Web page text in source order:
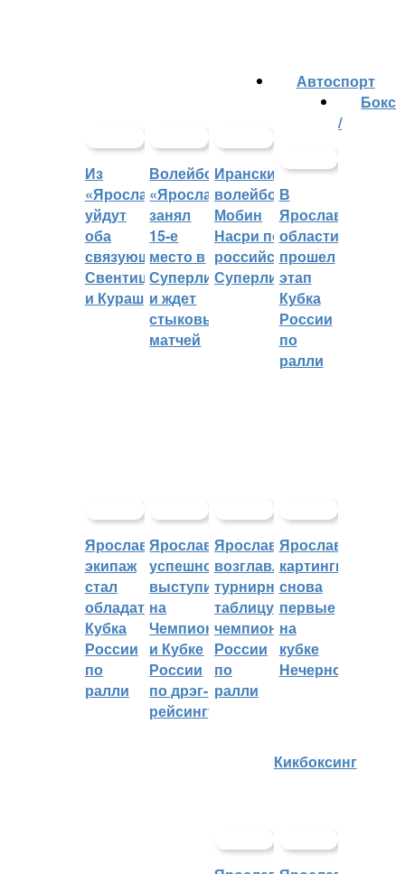
Из
«Ярославича»
уйдут
оба
связующих:
Свентицкис
и Кураш
Волейбольный
«Ярославич»
занял
15-е
место в
Суперлиге
и ждет
стыковых
матчей
Иранский
волейболист
Мобин
Насри покинет
российскую
Суперлигу
Автоспорт
В
Ярославской
области
прошел
этап
Кубка
России
по
ралли
Ярославский
экипаж
стал
обладателем
Кубка
России
по
ралли
Ярославцы
успешно
выступили
на
Чемпионате
и Кубке
России
по дрэг-
рейсингу
Ярославцы
возглавляют
турнирную
таблицу
чемпионата
России
по
ралли
Ярославские
картингисты
снова
первые
на
кубке
Нечерноземья
Бокс
/
Кикбоксинг